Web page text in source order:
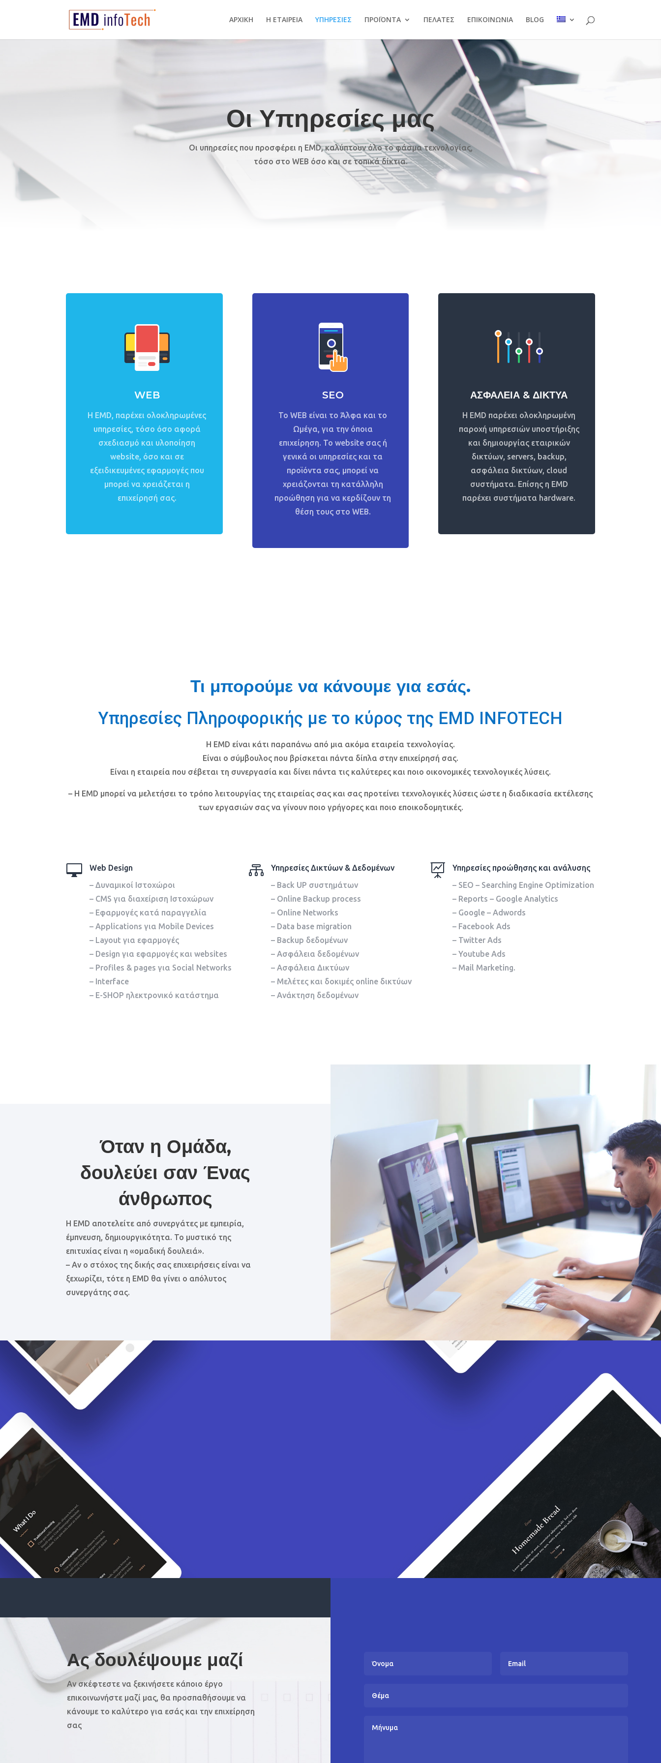
ΑΡΧΙΚΗ Η ΕΤΑΙΡΕΙΑ ΥΠΗΡΕΣΙΕΣ ΠΡΟΪΟΝΤΑ ΠΕΛΑΤΕΣ ΕΠΙΚΟΙΝΩΝΙΑ BLOG
Οι Υπηρεσίες μας
Οι υπηρεσίες που προσφέρει η EMD, καλύπτουν όλο το φάσμα τεχνολογίας,
τόσο στο WEB όσο και σε τοπικά δίκτια.
WEB
Η EMD, παρέχει ολοκληρωμένες
υπηρεσίες, τόσο όσο αφορά
σχεδιασμό και υλοποίηση
website, όσο και σε
εξειδικευμένες εφαρμογές που
μπορεί να χρειάζεται η
επιχείρησή σας.
SEO
Το WEB είναι το Άλφα και το
Ωμέγα, για την όποια
επιχείρηση. Το website σας ή
γενικά οι υπηρεσίες και τα
προϊόντα σας, μπορεί να
χρειάζονται τη κατάλληλη
προώθηση για να κερδίζουν τη
θέση τους στο WEB.
ΑΣΦΑΛΕΙΑ & ΔΙΚΤΥΑ
Η EMD παρέχει ολοκληρωμένη
παροχή υπηρεσιών υποστήριξης
και δημιουργίας εταιρικών
δικτύων, servers, backup,
ασφάλεια δικτύων, cloud
συστήματα. Επίσης η EMD
παρέχει συστήματα hardware.
Τι μπορούμε να κάνουμε για εσάς.
Υπηρεσίες Πληροφορικής με το κύρος της EMD INFOTECH
Η EMD είναι κάτι παραπάνω από μια ακόμα εταιρεία τεχνολογίας.
Είναι ο σύμβουλος που βρίσκεται πάντα δίπλα στην επιχείρησή σας.
Είναι η εταιρεία που σέβεται τη συνεργασία και δίνει πάντα τις καλύτερες και ποιο οικονομικές τεχνολογικές λύσεις.
– Η EMD μπορεί να μελετήσει το τρόπο λειτουργίας της εταιρείας σας και σας προτείνει τεχνολογικές λύσεις ώστε η διαδικασία εκτέλεσης
των εργασιών σας να γίνουν ποιο γρήγορες και ποιο εποικοδομητικές.

Web Design
– Δυναμικοί Ιστοχώροι
– CMS για διαχείριση Ιστοχώρων
– Εφαρμογές κατά παραγγελία
– Applications για Mobile Devices
– Layout για εφαρμογές
– Design για εφαρμογές και websites
– Profiles & pages για Social Networks
– Ιnterface
– E-SHOP ηλεκτρονικό κατάστημα

Υπηρεσίες Δικτύων & Δεδομένων
– Back UP συστημάτων
– Online Backup process
– Online Networks
– Data base migration
– Backup δεδομένων
– Ασφάλεια δεδομένων
– Ασφάλεια Δικτύων
– Μελέτες και δοκιμές online δικτύων
– Ανάκτηση δεδομένων

Υπηρεσίες προώθησης και ανάλυσης
– SEO – Searching Engine Optimization
– Reports – Google Analytics
– Google – Adwords
– Facebook Ads
– Twitter Ads
– Youtube Ads
– Mail Marketing.
Όταν η Ομάδα,
δουλεύει σαν Ένας
άνθρωπος
Η EMD αποτελείτε από συνεργάτες με εμπειρία,
έμπνευση, δημιουργικότητα. Το μυστικό της
επιτυχίας είναι η «ομαδική δουλειά».
– Αν ο στόχος της δικής σας επιχειρήσεις είναι να
ξεχωρίζει, τότε η EMD θα γίνει ο απόλυτος
συνεργάτης σας.
Ας δουλέψουμε μαζί
Αν σκέφτεστε να ξεκινήσετε κάποιο έργο
επικοινωνήστε μαζί μας, θα προσπαθήσουμε να
κάνουμε το καλύτερο για εσάς και την επιχείρηση
σας